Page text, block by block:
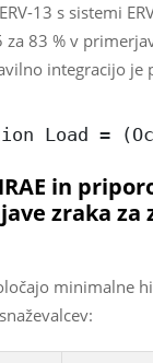
13 s sistemi
za 83 % v
integracijo je
Load =
in
zraka za
minimalne